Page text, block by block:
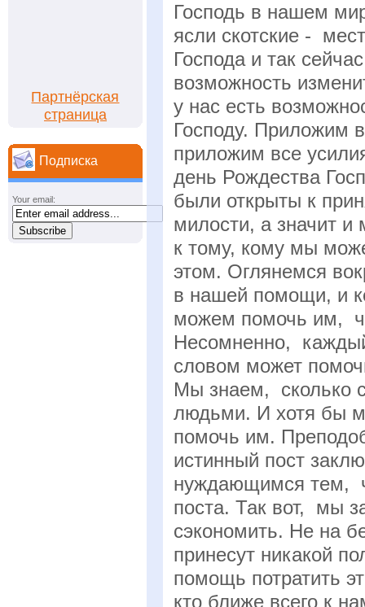
Господь в нашем
ясли скотские -
Господа и так
возможность
у нас есть
Господу. Приложим
приложим все
день Рождества
были открыты к
милости, а значит
к тому, кому мы
этом. Оглянемся
в нашей помощи, и
можем помочь им,
Несомненно,
словом может
Мы знаем, сколько
людьми. И хотя бы
помочь им.
истинный пост
нуждающимся тем,
поста. Так вот, мы
сэкономить. Не на
принесут никакой
помощь потратить
кто ближе всего к
Партнёрская
страница
Подписка
Your email: